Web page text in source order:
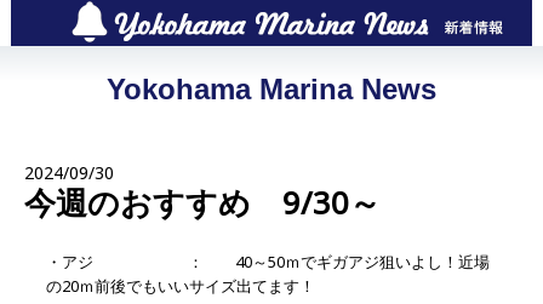
Yokohama Marina News
2024/09/30
今週のおすすめ 9/30～
・アジ ： 40～50ｍでギガアジ狙いよし！近場
の20ｍ前後でもいいサイズ出てます！